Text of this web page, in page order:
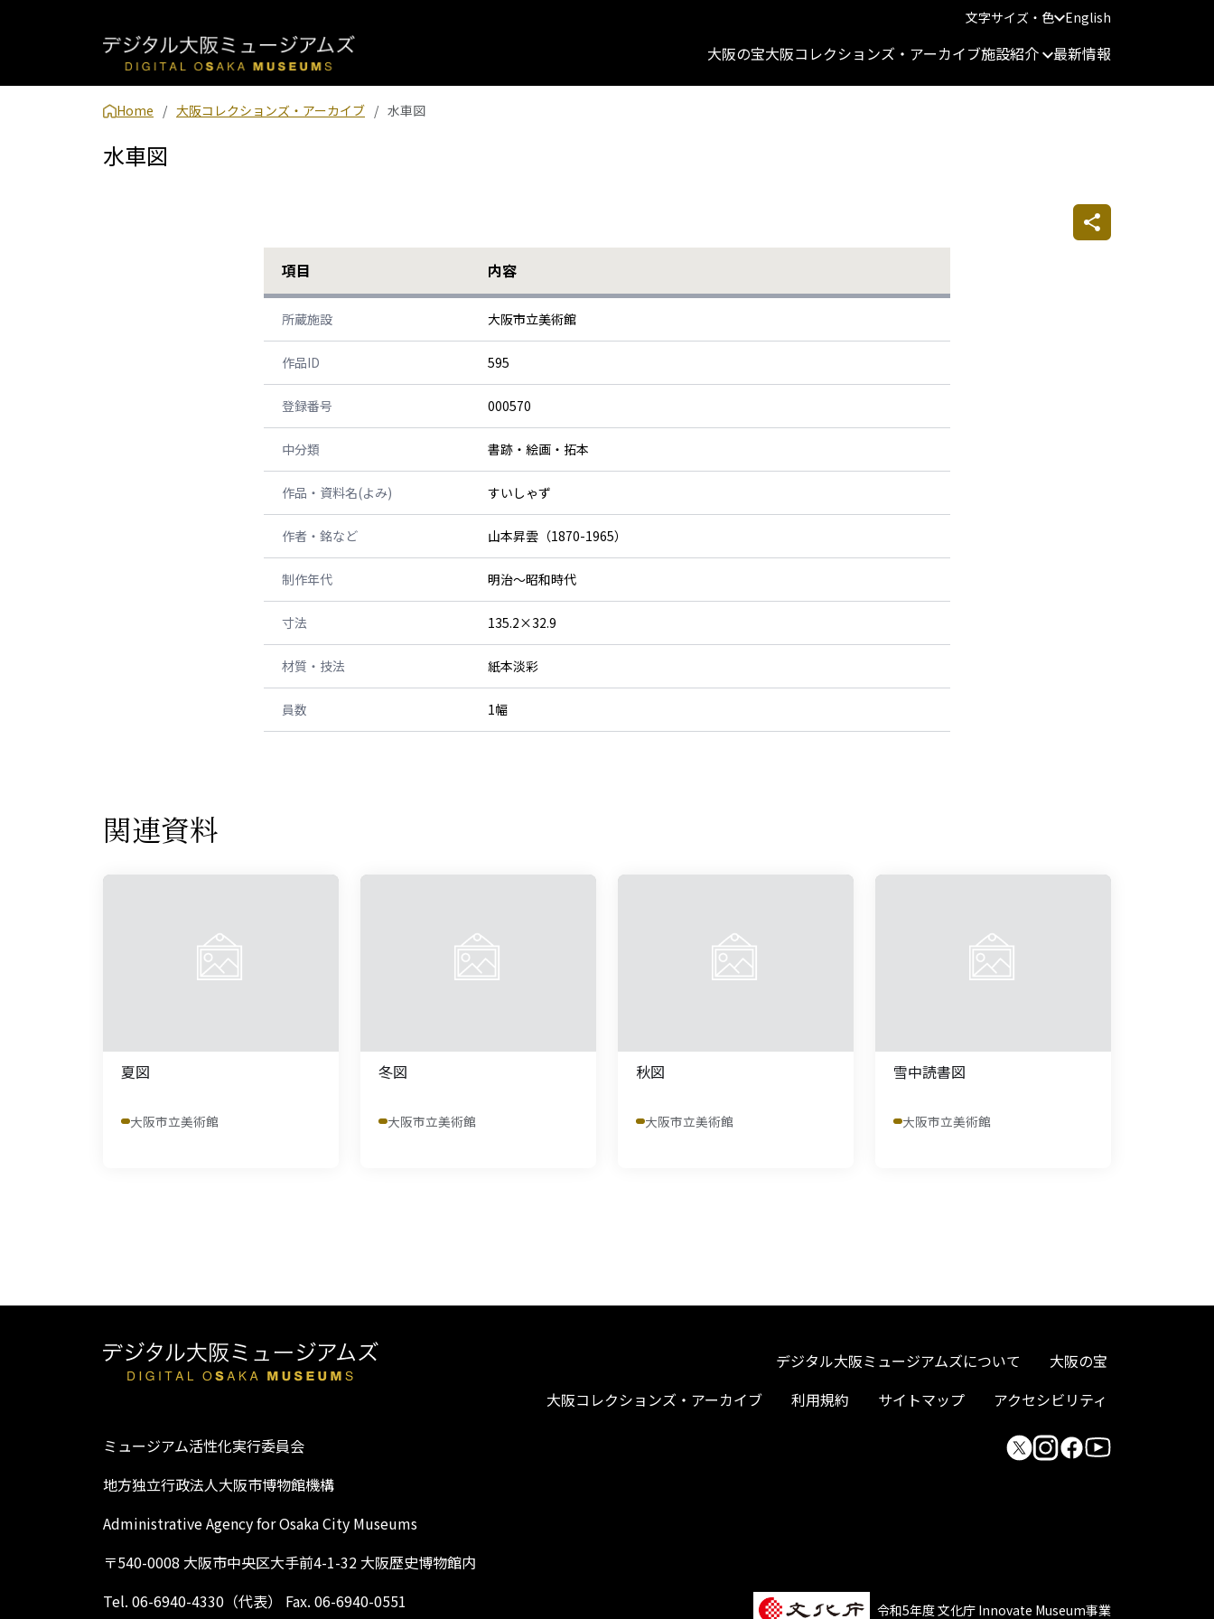
文字サイズ・色 English
大阪の宝大阪コレクションズ・アーカイブ施設紹介 最新情報
Home 大阪コレクションズ・アーカイブ 水車図
水車図
項目 内容
所蔵施設 大阪市立美術館
作品ID 595
登録番号 000570
中分類 書跡・絵画・拓本
作品・資料名(よみ) すいしゃず
作者・銘など 山本昇雲（1870-1965）
制作年代 明治～昭和時代
寸法 135.2×32.9
材質・技法 紙本淡彩
員数 1幅
関連資料
夏図
大阪市立美術館
冬図
大阪市立美術館
秋図
大阪市立美術館
雪中読書図
大阪市立美術館
デジタル大阪ミュージアムズについて
大阪の宝
大阪コレクションズ・アーカイブ
利用規約 サイトマップ アクセシビリティ
ミュージアム活性化実行委員会
地方独立行政法人大阪市博物館機構
Administrative Agency for Osaka City Museums
〒540-0008 大阪市中央区大手前4-1-32 大阪歴史博物館内
Tel. 06-6940-4330（代表） Fax. 06-6940-0551
令和5年度 文化庁 Innovate Museum事業